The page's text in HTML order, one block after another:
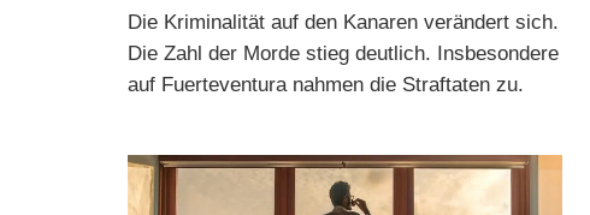
Die Kriminalität auf den Kanaren verändert sich.
Die Zahl der Morde stieg deutlich. Insbesondere
auf Fuerteventura nahmen die Straftaten zu.